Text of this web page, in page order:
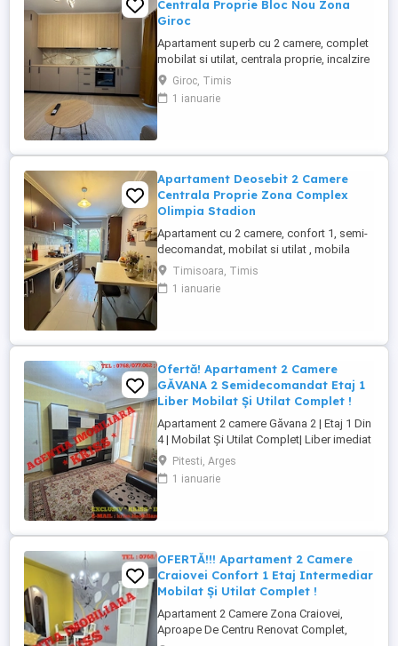
Centrala Proprie Bloc Nou Zona
Giroc
Apartament superb cu 2 camere, complet
mobilat si utilat, centrala proprie, incalzire
in pardoseala, su: 40 mp, plus balcon, de
6 mp, et.2 din 3 si 1 loc de parcare trecut
in Cf. Foarte aproape de toate punctele de
Giroc, Timis
1 ianuarie
Apartament Deosebit 2 Camere
Centrala Proprie Zona Complex
Olimpia Stadion
Apartament cu 2 camere, confort 1, semi-
decomandat, mobilat si utilat , mobila
fiind facuta pe comanda, centrala proprie,
su: 56 mp, balcon inchis in termopan, 1
bucatarie, 1 baie cu geam, etaj 2 din 10,
Foarte ...
Timisoara, Timis
1 ianuarie
Ofertă! Apartament 2 Camere
GĂVANA 2 Semidecomandat Etaj 1
Liber Mobilat Și Utilat Complet !
Apartament 2 camere Găvana 2 | Etaj 1 Din
4 | Mobilat Și Utilat Complet| Liber imediat
| Zonă liniștită - Descoperă un apartament
de 2 camere Semidecomandat, situat la
etajul 1 din 4, într-un bloc îngrijit din
Pitesti, Arges
1 ianuarie
OFERTĂ!!! Apartament 2 Camere
Craiovei Confort 1 Etaj Intermediar
Mobilat Și Utilat Complet !
Apartament 2 Camere Zona Craiovei,
Aproape De Centru Renovat Complet,